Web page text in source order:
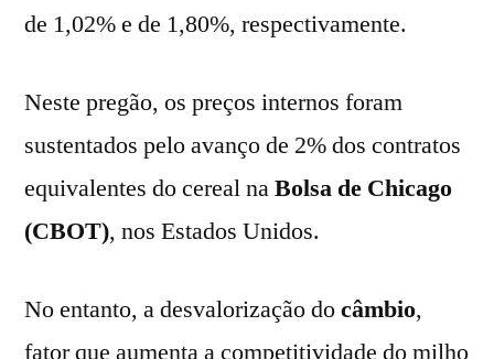
de 1,02% e de 1,80%, respectivamente.
Neste pregão, os preços internos foram
sustentados pelo avanço de 2% dos contratos
equivalentes do cereal naBolsa de Chicago
(CBOT), nos Estados Unidos.
No entanto, a desvalorização docâmbio,
fator que aumenta a competitividade do milho